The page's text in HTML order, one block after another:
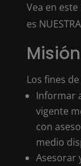
Vea en
es
Misión
Los fines
Informar
vigente
con
medio
Asesorar